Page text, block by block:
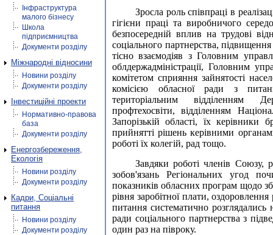
Інфраструктура
малого бізнесу
Школа
підприємництва
Документи розділу
Міжнародні відносини
Новини розділу
Документи розділу
Інвестиційні проекти
Нормативно-правова
база
Документи розділу
Енергозбереження,
Екологія
Новини розділу
Документи розділу
Кадри, Соціальні
питання
Новини розділу
Документи розділу
Зросла роль співпраці в
гігієни праці та виробничого
безпосередній вплив на трудові
соціального партнерства,
тісно взаємодіяв з Головним
облдержадміністрації, Головним
комітетом сприяння зайнятості
комісією обласної ради з
територіальним відділенням
профтехосвіти, відділенням
Запорізькій області, їх
прийнятті рішень керівними
роботі їх колегій, рад тощо.
Завдяки роботі членів Союзу,
зобов'язань Регіональних угод
показників обласних програм щодо
рівня заробітної плати,
питання систематично розглядались
ради соціального партнерства з
один раз на півроку.